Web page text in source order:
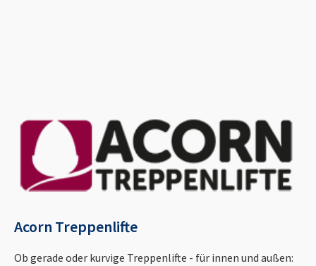
Acorn Treppenlifte
Ob gerade oder kurvige Treppenlifte - für innen und außen: